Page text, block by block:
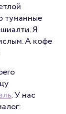
туманные
Я
А кофе
. У нас